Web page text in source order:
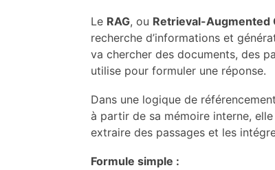
Le RAG, ou Retrieval-Augmented
recherche d’informations et
va chercher des documents, des
utilise pour formuler une réponse.
Dans une logique de
à partir de sa mémoire interne,
extraire des passages et les
Formule simple :